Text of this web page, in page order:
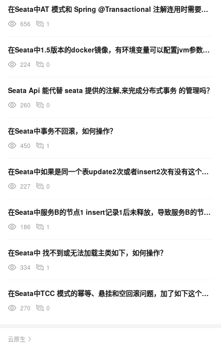
在Seata中AT 模式和 Spring @Transactional 注解连用时需要注意什么 ？
656 1
在Seata中1.5版本的docker镜像，有环境变量可以配置jvm参数吗？
224 0
Seata Api 能代替 seata 提供的注解,来完成分布式事务 的管理吗？
260 0
在Seata中事务不回滚，如何操作？
450 1
在Seata中如果是同一个表update2次或者insert2次有没有这个问题呢？
227 0
在Seata中服务B的节点1 insert记录1后未释放，导致服务B的节点2 拿不到，怎么办？
186 1
在Seata中 找不到或无法加载主类如下，如何操作？
334 1
在Seata中TCC 模式的幂等、悬挂和空回滚问题，加了如下这个注解后，我们要写相关代码吗？
270 0
云原生